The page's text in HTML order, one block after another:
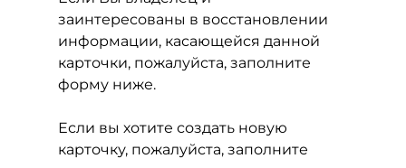
заинтересованы в восстановлении
информации, касающейся данной
карточки, пожалуйста, заполните
форму ниже.
Если вы хотите создать новую
карточку, пожалуйста, заполните